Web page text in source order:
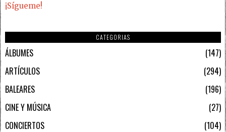
¡Sígueme!
CATEGORIAS
ÁLBUMES
147
ARTÍCULOS
294
BALEARES
196
CINE Y MÚSICA
27
CONCIERTOS
104